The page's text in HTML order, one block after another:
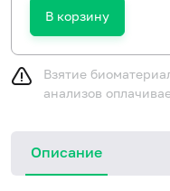
В корзину
Взятие
анализов
Описание